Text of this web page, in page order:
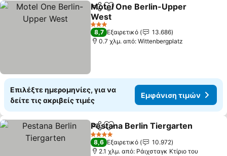
Κοινοποίηση
Προσθήκη στα αγαπημένα
Motel One Berlin-Upper
West
Εμφάνιση τιμών
3 Αστέρια
8,7 Εξαιρετικό
13.686
0.7 χλμ. από: Wittenbergplatz
Επιλέξτε ημερομηνίες, για να
δείτε τις ακριβείς τιμές
Εμφάνιση τιμών
Κοινοποίηση
Προσθήκη στα αγαπημένα
Pestana Berlin Tiergarten
4 Αστέρια
8,6 Εξαιρετικό
10.972
2.1 χλμ. από: Ράιχσταγκ Κτίριο του